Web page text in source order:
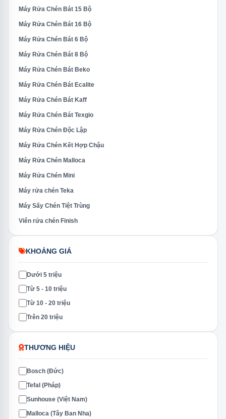
Máy Rửa Chén Bát 15 Bộ
Máy Rửa Chén Bát 16 Bộ
Máy Rửa Chén Bát 6 Bộ
Máy Rửa Chén Bát 8 Bộ
Máy Rửa Chén Bát Beko
Máy Rửa Chén Bát Ecalite
Máy Rửa Chén Bát Kaff
Máy Rửa Chén Bát Texgio
Máy Rửa Chén Độc Lập
Máy Rửa Chén Kết Hợp Chậu
Máy Rửa Chén Malloca
Máy Rửa Chén Mini
Máy rửa chén Teka
Máy Sấy Chén Tiệt Trùng
Viên rửa chén Finish
KHOẢNG GIÁ
Dưới 5 triệu
Từ 5 - 10 triệu
Từ 10 - 20 triệu
Trên 20 triệu
THƯƠNG HIỆU
Bosch (Đức)
Tefal (Pháp)
Sunhouse (Việt Nam)
Malloca (Tây Ban Nha)